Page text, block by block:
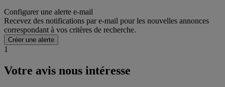
Configurer une alerte e-mail
Recevez des notifications par e-mail pour les nouvelles annonces
correspondant à vos critères de recherche.
Créer une alerte
1
Votre avis nous intéresse